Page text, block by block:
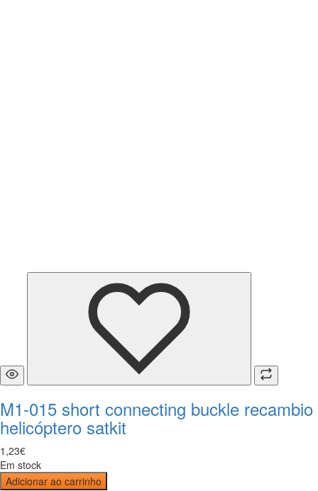
M1-015 short connecting buckle recambio
helicóptero satkit
1 ,23€
Em stock
Adicionar ao carrinho